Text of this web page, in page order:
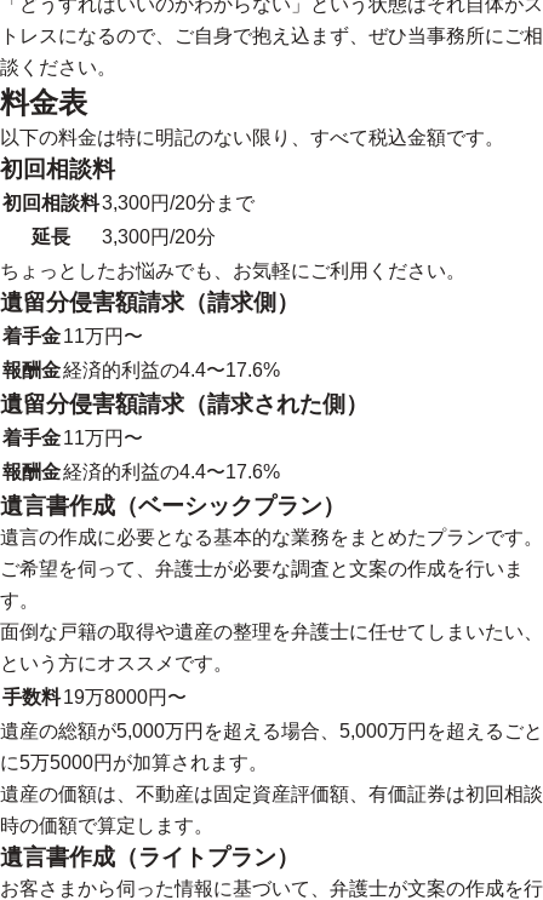
「どうすればいいのかわからない」という状態はそれ自体がス
トレスになるので、ご自身で抱え込まず、ぜひ当事務所にご相
談ください。
料金表
以下の料金は特に明記のない限り、すべて税込金額です。
初回相談料
初回相談料3,300円/20分まで
延長
3,300円/20分
ちょっとしたお悩みでも、お気軽にご利用ください。
遺留分侵害額請求（請求側）
着手金11万円〜
報酬金経済的利益の4.4〜17.6%
遺留分侵害額請求（請求された側）
着手金11万円〜
報酬金経済的利益の4.4〜17.6%
遺言書作成（ベーシックプラン）
遺言の作成に必要となる基本的な業務をまとめたプランです。
ご希望を伺って、弁護士が必要な調査と文案の作成を行いま
す。
面倒な戸籍の取得や遺産の整理を弁護士に任せてしまいたい、
という方にオススメです。
手数料19万8000円〜
遺産の総額が5,000万円を超える場合、5,000万円を超えるごと
に5万5000円が加算されます。
遺産の価額は、不動産は固定資産評価額、有価証券は初回相談
時の価額で算定します。
遺言書作成（ライトプラン）
お客さまから伺った情報に基づいて、弁護士が文案の作成を行